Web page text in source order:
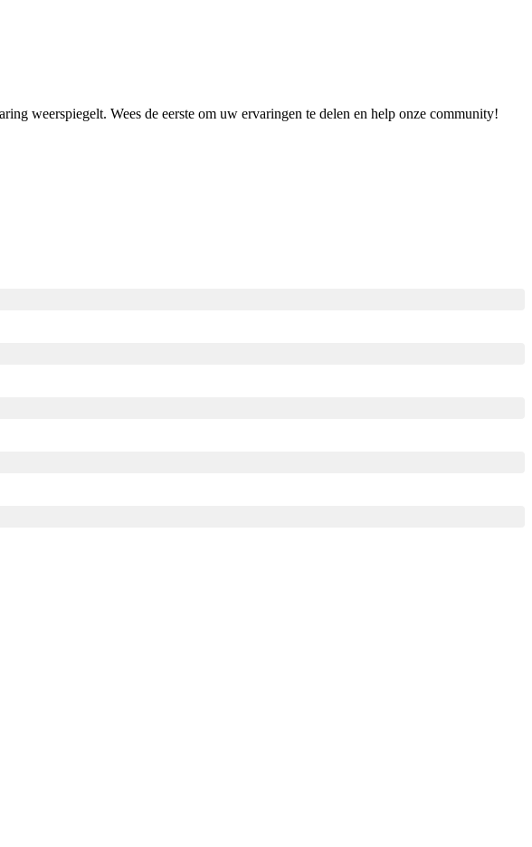
weerspiegelt. Wees de eerste om uw ervaringen te delen en help onze community!